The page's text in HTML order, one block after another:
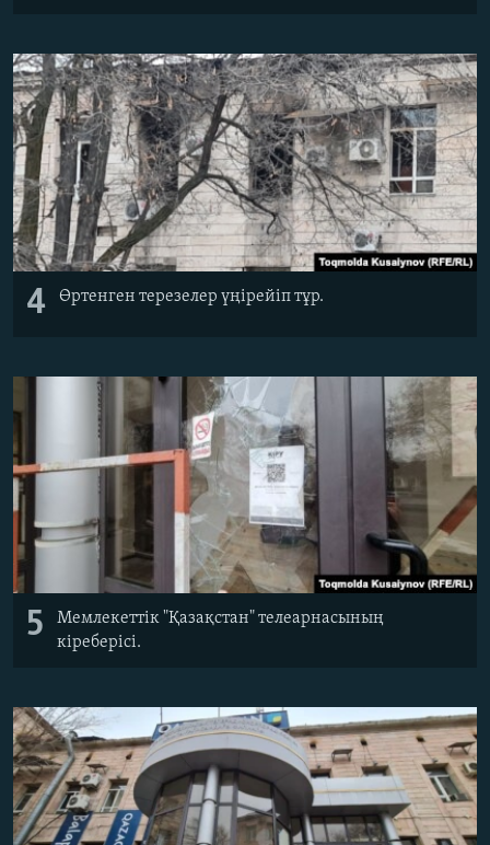
4 Өртенген терезелер үңірейіп тұр.
5
Мемлекеттік "Қазақстан" телеарнасының
кіреберісі.